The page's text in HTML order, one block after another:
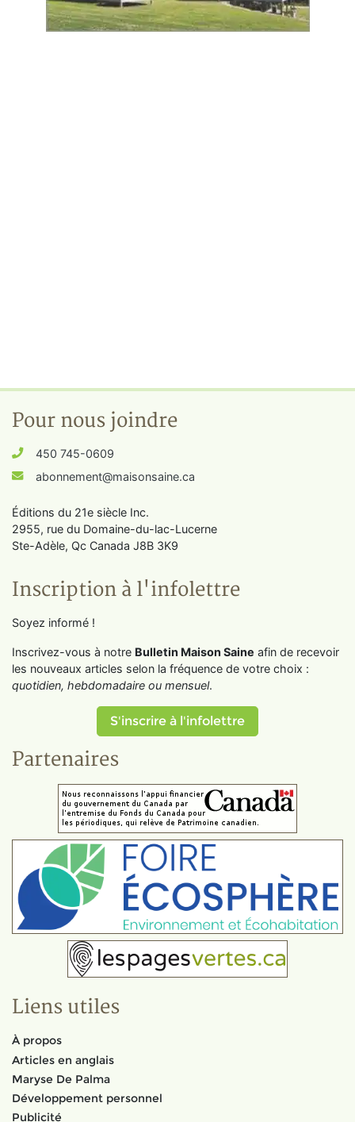
Pour nous joindre
450 745-0609
abonnement@maisonsaine.ca
Éditions du 21e siècle Inc.
2955, rue du Domaine-du-lac-Lucerne
Ste-Adèle, Qc Canada J8B 3K9
Inscription à l'infolettre
Soyez informé !
Inscrivez-vous à notre Bulletin Maison Saine afin de recevoir
les nouveaux articles selon la fréquence de votre choix :
quotidien, hebdomadaire ou mensuel.
S'inscrire à l'infolettre
Partenaires
Liens utiles
À propos
Articles en anglais
Maryse De Palma
Développement personnel
Publicité